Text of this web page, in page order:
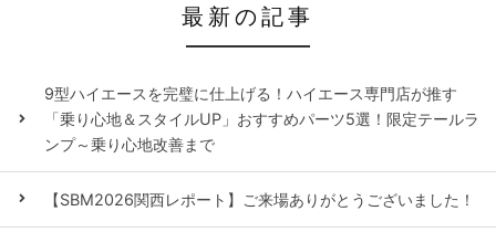
最新の記事
9型ハイエースを完璧に仕上げる！ハイエース専門店が推す
「乗り心地＆スタイルUP」おすすめパーツ5選！限定テールラ
ンプ～乗り心地改善まで
【SBM2026関西レポート】ご来場ありがとうございました！